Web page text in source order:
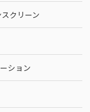
クリーン
ション